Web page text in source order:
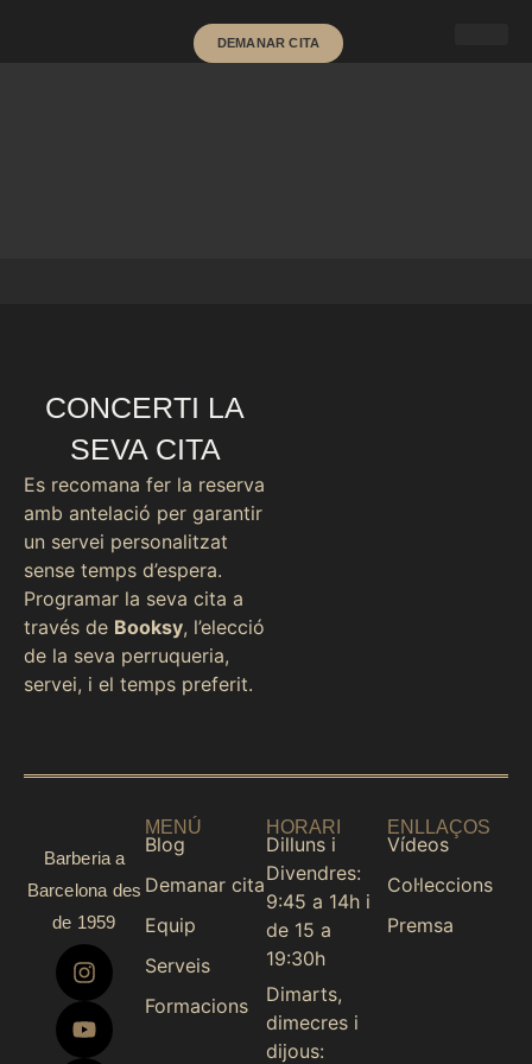
DEMANAR CITA
CONCERTI LA
SEVA CITA
Es recomana fer la reserva
amb antelació per garantir
un servei personalitzat
sense temps d’espera.
Programar la seva cita a
través de Booksy, l’elecció
de la seva perruqueria,
servei, i el temps preferit.
Barberia a
Barcelona des
de 1959
MENÚ
Blog
Demanar cita
Equip
Serveis
Formacions
HORARI
Dilluns i
Divendres:
9:45 a 14h i
de 15 a
19:30h
Dimarts,
dimecres i
dijous:
ENLLAÇOS
Vídeos
Col·leccions
Premsa